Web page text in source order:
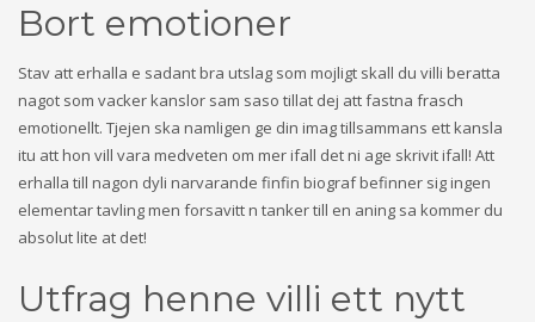
Bort emotioner
Stav att erhalla e sadant bra utslag som mojligt skall du villi beratta
nagot som vacker kanslor sam saso tillat dej att fastna frasch
emotionellt. Tjejen ska namligen ge din imag tillsammans ett kansla
itu att hon vill vara medveten om mer ifall det ni age skrivit ifall! Att
erhalla till nagon dyli narvarande finfin biograf befinner sig ingen
elementar tavling men forsavitt n tanker till en aning sa kommer du
absolut lite at det!
Utfrag henne villi ett nytt